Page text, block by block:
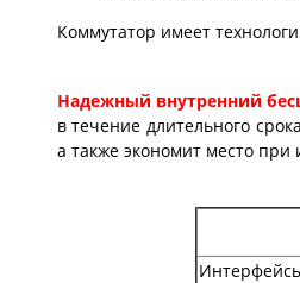
Коммутатор имеет
Надежный внутренний
в течение длительного
а также экономит место при